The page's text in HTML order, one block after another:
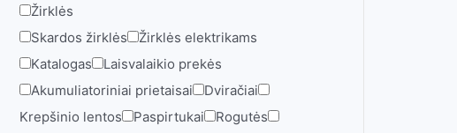
Žirklės
Skardos žirklės
Žirklės elektrikams
Katalogas
Laisvalaikio prekės
Akumuliatoriniai prietaisai
Dviračiai
Krepšinio lentos
Paspirtukai
Rogutės